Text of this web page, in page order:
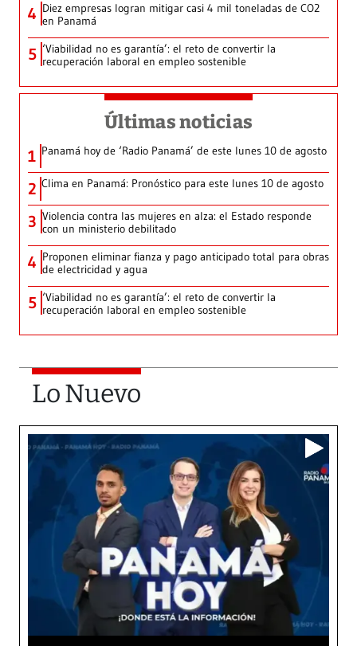
4 Diez empresas logran mitigar casi 4 mil toneladas de CO2
en Panamá
5 ‘Viabilidad no es garantía’: el reto de convertir la
recuperación laboral en empleo sostenible
Últimas noticias
1 Panamá hoy de ‘Radio Panamá’ de este lunes 10 de agosto
2 Clima en Panamá: Pronóstico para este lunes 10 de agosto
3 Violencia contra las mujeres en alza: el Estado responde
con un ministerio debilitado
4 Proponen eliminar fianza y pago anticipado total para obras
de electricidad y agua
5 ‘Viabilidad no es garantía’: el reto de convertir la
recuperación laboral en empleo sostenible
Lo Nuevo